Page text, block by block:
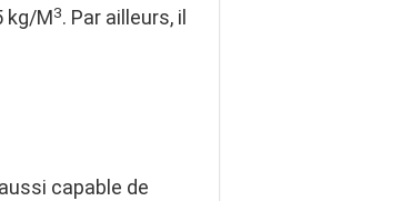
kg/M3. Par ailleurs, il
capable de